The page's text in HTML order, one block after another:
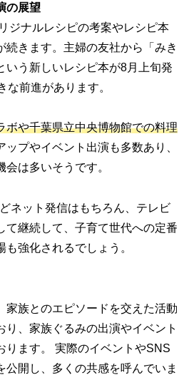
の展望
ジナルレシピの考案やレシピ本
続きます。主婦の友社から「みき
いう新しいレシピ本が8月上旬発
前進があります。
ボや千葉県立中央博物館での料理
ップやイベント出演も多数あり、
は多いそうです。
ネット発信はもちろん、テレビ
て継続して、子育て世代への定番
強化されるでしょう。
家族とのエピソードを交えた活動
り、家族ぐるみの出演やイベント
ります。 実際のイベントやSNS
公開し、多くの共感を呼んでいま